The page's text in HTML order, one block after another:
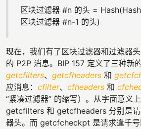
区块过滤器 #n 的头 =
区块过滤器 #n-1 的头)
现在，我们有了区块过滤器和过滤器
的 P2P 消息。BIP 157 定义了三种新
getcfilters、 getcfheaders 和
应消息： cfilter、 cfheaders 和
“紧凑过滤器” 的缩写）。从字面意义上
getcfilters 和 getcfheaders 分别是请
器头。而 getcfcheckpt 是请求逢千号